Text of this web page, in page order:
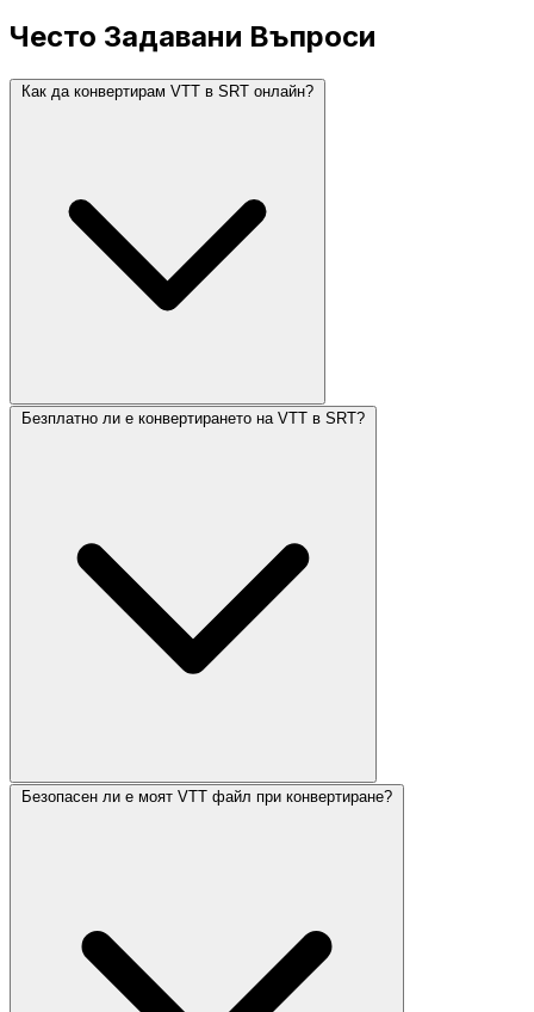
Често Задавани Въпроси
Как да конвертирам VTT в SRT онлайн?
Безплатно ли е конвертирането на VTT в SRT?
Безопасен ли е моят VTT файл при конвертиране?